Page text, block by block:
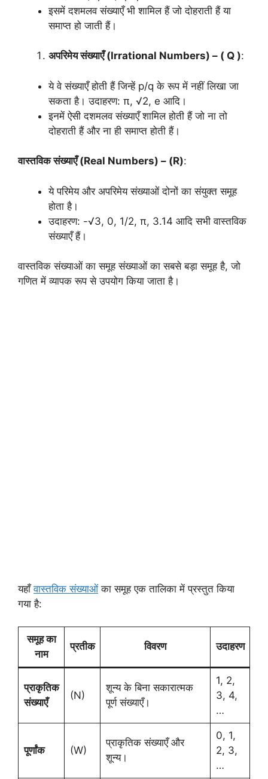
इसमें दशमलव संख्याएँ भी शामिल हैं जो दोहराती हैं या
समाप्त हो जाती हैं।
अपरिमेय संख्याएँ (Irrational Numbers) – ( Q ):
ये वे संख्याएँ होती हैं जिन्हें p/q के रूप में नहीं लिखा जा
सकता है। उदाहरण: π, √2, e आदि।
इनमें ऐसी दशमलव संख्याएँ शामिल होती हैं जो ना तो
दोहराती हैं और ना ही समाप्त होती हैं।
वास्तविक संख्याएँ (Real Numbers) – (R):
ये परिमेय और अपरिमेय संख्याओं दोनों का संयुक्त समूह
होता है।
उदाहरण: -√3, 0, 1/2, π, 3.14 आदि सभी वास्तविक
संख्याएँ हैं।
वास्तविक संख्याओं का समूह संख्याओं का सबसे बड़ा समूह है, जो
गणित में व्यापक रूप से उपयोग किया जाता है।
यहाँवास्तविक संख्याओंका समूह एक तालिका में प्रस्तुत किया
गया है:
समूह का
नाम
प्रतीक विवरण उदाहरण
प्राकृतिक
संख्याएँ
(N)
शून्य के बिना सकारात्मक
पूर्ण संख्याएँ।
1, 2,
3, 4,
…
पूर्णांक (W)
प्राकृतिक संख्याएँ और
शून्य।
0, 1,
2, 3,
…